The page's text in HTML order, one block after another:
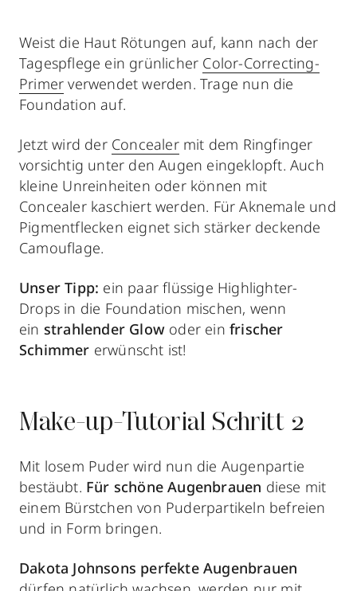
Weist die Haut Rötungen auf, kann nach der
Tagespflege ein grünlicher Color-Correcting-
Primer verwendet werden. Trage nun die
Foundation auf.
Jetzt wird der Concealermit dem Ringfinger
vorsichtig unter den Augen eingeklopft. Auch
kleine Unreinheiten oder können mit
Concealer kaschiert werden. Für Aknemale und
Pigmentflecken eignet sich stärker deckende
Camouflage.
Unser Tipp: ein paar flüssige Highlighter-
Drops in die Foundation mischen, wenn
ein strahlender Glow oder einfrischer
Schimmer erwünscht ist!
Make-up-Tutorial Schritt 2
Mit losem Puder wird nun die Augenpartie
bestäubt. Für schöne Augenbrauen diese mit
einem Bürstchen von Puderpartikeln befreien
und in Form bringen.
Dakota Johnsons perfekte Augenbrauen